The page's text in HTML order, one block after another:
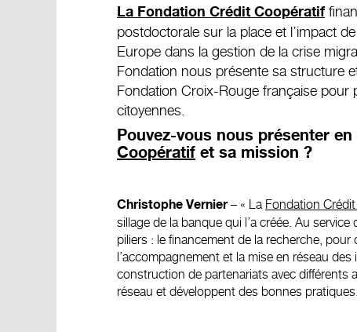
La Fondation Crédit Coopératif
postdoctorale sur la place et l’impact
Europe dans la gestion de la crise
Fondation nous présente sa structure
Fondation Croix-Rouge française pour
citoyennes.
Pouvez-vous nous présenter
Coopératif et sa mission ?
Christophe Vernier– « La Fondation
sillage de la banque qui l’a créée. Au
piliers : le financement de la recherche, pour
l’accompagnement et la mise en réseau
construction de partenariats avec différents
réseau et développent des bonnes